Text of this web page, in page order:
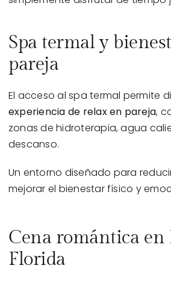
Spa termal y
pareja
El acceso al spa termal permite
experiencia de relax en pareja,
zonas de hidroterapia, agua
descanso.
Un entorno diseñado para
mejorar el bienestar físico y
Cena romántica en
Florida